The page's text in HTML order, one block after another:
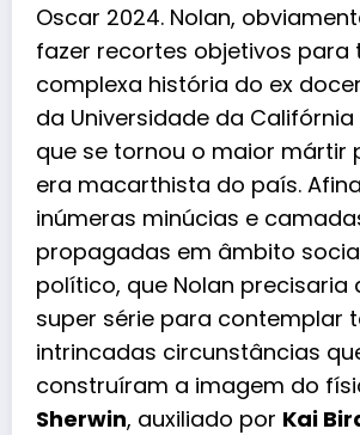
Oscar 2024. Nolan,
fazer recortes objetivos para
complexa história do ex
da Universidade da Califórnia
que se tornou o maior mártir
era macarthista do país.
inúmeras minúcias e
propagadas em âmbito
político, que Nolan precisaria
super série para contemplar
intrincadas circunstâncias
construíram a imagem do
Sherwin, auxiliado por Kai